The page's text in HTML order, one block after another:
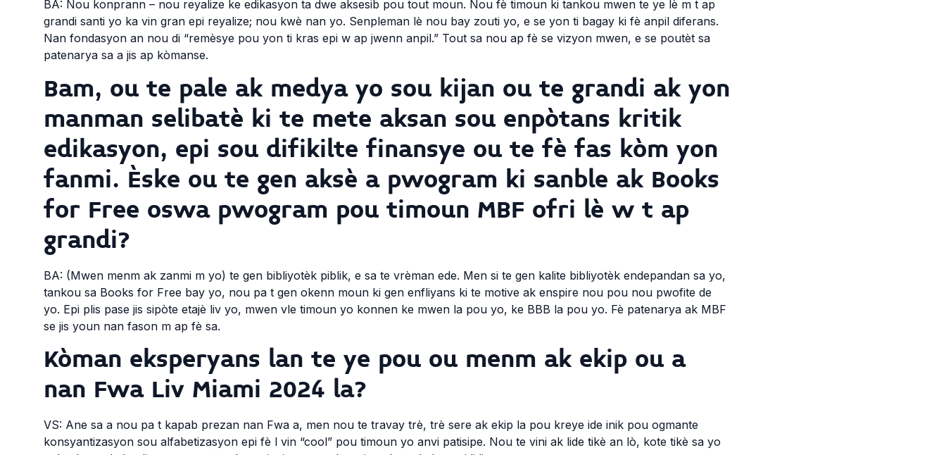
BA: Nou konprann – nou reyalize ke edikasyon ta dwe aksesib pou tout moun. Nou fè timoun ki tankou mwen te ye lè m t ap
grandi santi yo ka vin gran epi reyalize; nou kwè nan yo. Senpleman lè nou bay zouti yo, e se yon ti bagay ki fè anpil diferans.
Nan fondasyon an nou di “remèsye pou yon ti kras epi w ap jwenn anpil.” Tout sa nou ap fè se vizyon mwen, e se poutèt sa
patenarya sa a jis ap kòmanse.
Bam, ou te pale ak medya yo sou kijan ou te grandi ak yon
manman selibatè ki te mete aksan sou enpòtans kritik
edikasyon, epi sou difikilte finansye ou te fè fas kòm yon
fanmi. Èske ou te gen aksè a pwogram ki sanble ak Books
for Free oswa pwogram pou timoun MBF ofri lè w t ap
grandi?
BA: (Mwen menm ak zanmi m yo) te gen bibliyotèk piblik, e sa te vrèman ede. Men si te gen kalite bibliyotèk endepandan sa yo,
tankou sa Books for Free bay yo, nou pa t gen okenn moun ki gen enfliyans ki te motive ak enspire nou pou nou pwofite de
yo. Epi plis pase jis sipòte etajè liv yo, mwen vle timoun yo konnen ke mwen la pou yo, ke BBB la pou yo. Fè patenarya ak MBF
se jis youn nan fason m ap fè sa.
Kòman eksperyans lan te ye pou ou menm ak ekip ou a
nan Fwa Liv Miami 2024 la?
VS: Ane sa a nou pa t kapab prezan nan Fwa a, men nou te travay trè, trè sere ak ekip la pou kreye ide inik pou ogmante
konsyantizasyon sou alfabetizasyon epi fè l vin “cool” pou timoun yo anvi patisipe. Nou te vini ak lide tikè an lò, kote tikè sa yo